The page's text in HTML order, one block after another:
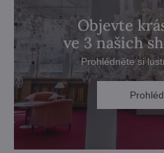
Objevte
ve 3 našich
Prohlédněte si